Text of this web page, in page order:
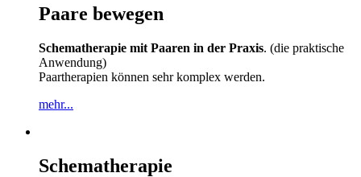
Paare bewegen
Schematherapie mit Paaren in der Praxis. (die praktische
Anwendung)
Paartherapien können sehr komplex werden.
mehr...
Schematherapie